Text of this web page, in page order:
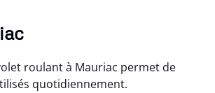
roulant à Mauriac permet de
quotidiennement.